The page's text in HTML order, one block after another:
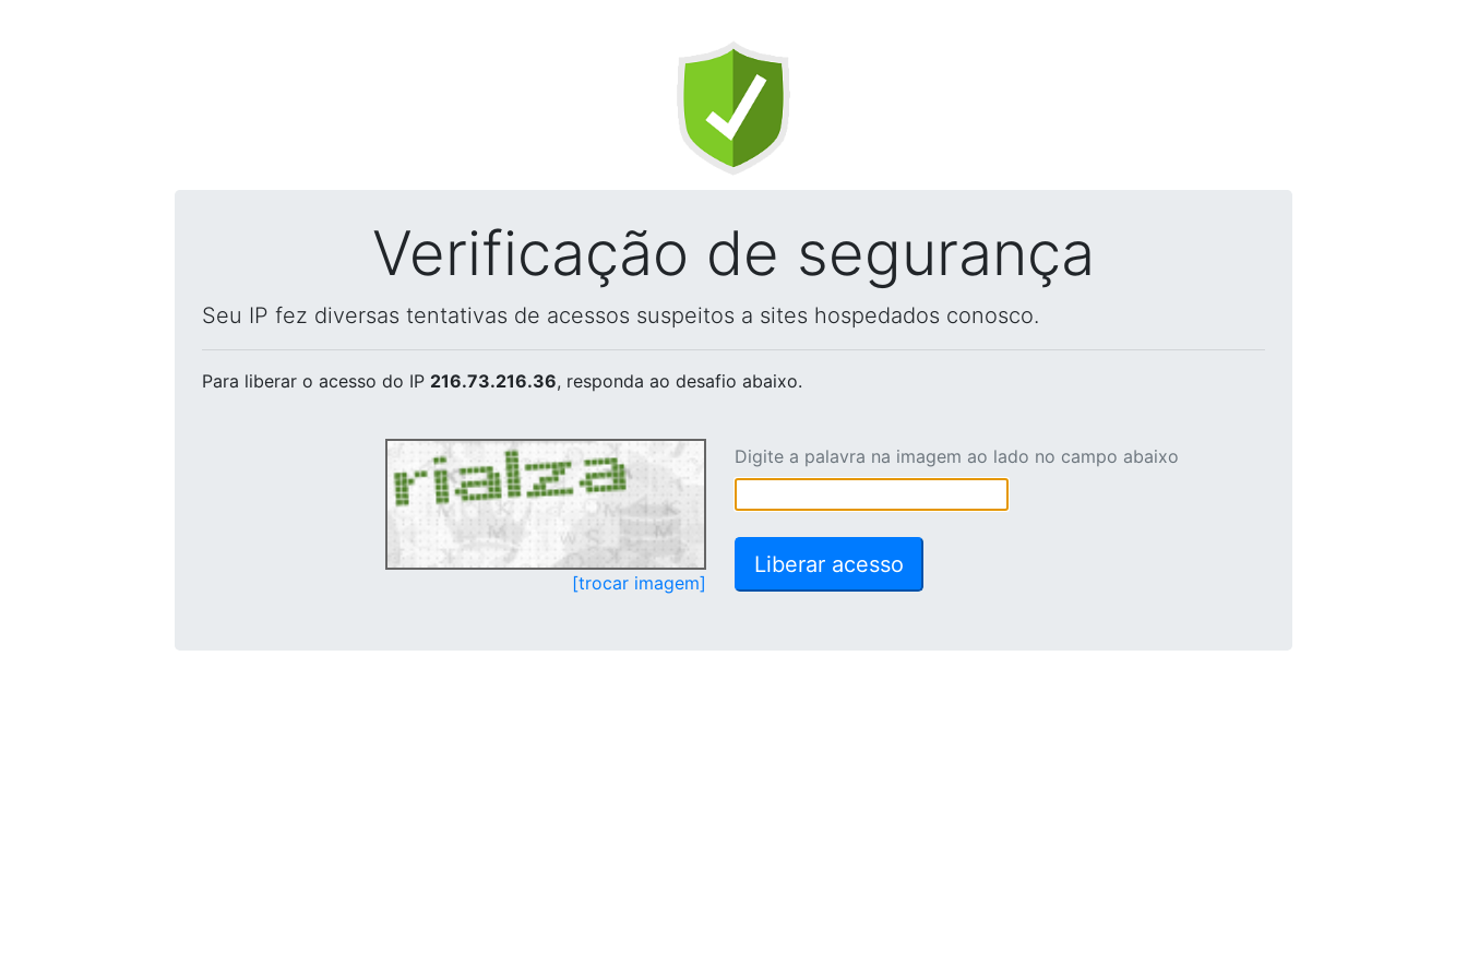
Verificação de segurança
Seu IP fez diversas tentativas de acessos suspeitos a sites hospedados conosco.
Para liberar o acesso do IP 216.73.216.36, responda ao desafio abaixo.
[trocar imagem]
Digite a palavra na imagem ao lado no campo abaixo